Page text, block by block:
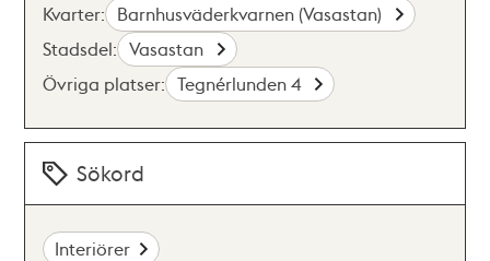
Kvarter: Barnhusväderkvarnen (Vasastan)
Stadsdel: Vasastan
Övriga platser: Tegnérlunden 4
Sökord
Interiörer